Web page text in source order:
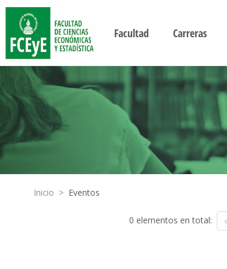
Facultad Carreras
Inicio > Eventos
0 elementos en total: